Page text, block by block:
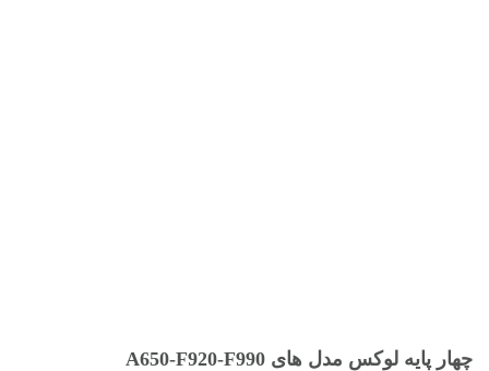
چهار پایه لوکس مدل های A650-F920-F990